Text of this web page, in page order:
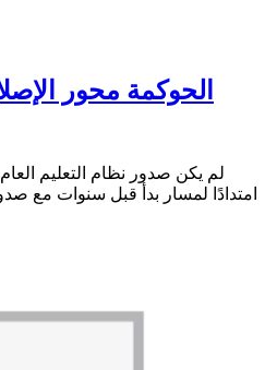
الحوكمة محور
لم يكن صدور نظام التعليم
امتدادًا لمسار بدأ قبل سنوات مع